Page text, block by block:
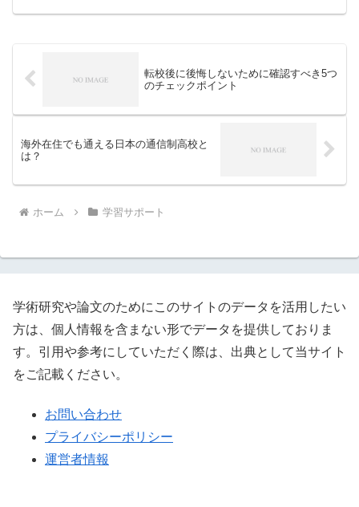
転校後に後悔しないために確認すべき5つ
のチェックポイント
海外在住でも通える日本の通信制高校と
は？
ホーム 学習サポート
学術研究や論文のためにこのサイトのデータを活用したい
方は、個人情報を含まない形でデータを提供しておりま
す。引用や参考にしていただく際は、出典として当サイト
をご記載ください。
お問い合わせ
プライバシーポリシー
運営者情報